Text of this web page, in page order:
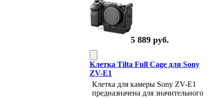
5 889 руб.
Клетка Tilta Full Cage для Sony
ZV-E1
Клетка для камеры Sony ZV-E1
предназначена для значительного